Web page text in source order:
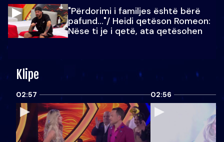
"Përdorimi i familjes është bërë
pafund…"/ Heidi qetëson Romeon:
Nëse ti je i qetë, ata qetësohen
Klipe
02:57 02:56